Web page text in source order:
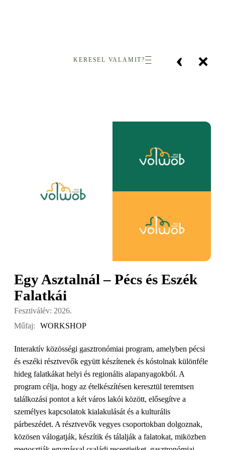
‹ ×
KERESEL VALAMIT?
Egy Asztalnál – Pécs és Eszék
Falatkái
Fesztiválév: 2026.
Műfaj:
WORKSHOP
Interaktív közösségi gasztronómiai program, amelyben pécsi
és eszéki résztvevők együtt készítenek és kóstolnak különféle
hideg falatkákat helyi és regionális alapanyagokból. A
program célja, hogy az ételkészítésen keresztül teremtsen
találkozási pontot a két város lakói között, elősegítve a
személyes kapcsolatok kialakulását és a kulturális
párbeszédet. A résztvevők vegyes csoportokban dolgoznak,
közösen válogatják, készítik és tálalják a falatokat, miközben